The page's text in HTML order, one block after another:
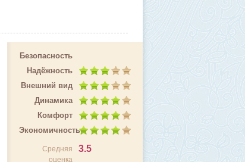
Безопасность
Надёжность
Внешний вид
Динамика
Комфорт
Экономичность
Средняя
оценка
3.5